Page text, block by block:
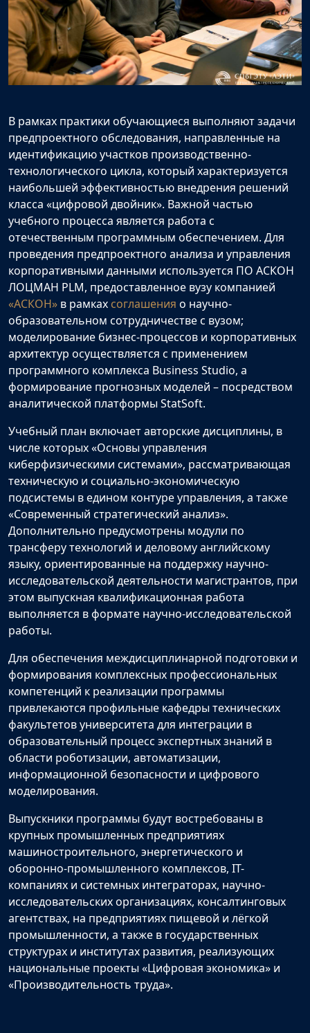
В рамках практики обучающиеся выполняют задачи
предпроектного обследования, направленные на
идентификацию участков производственно-
технологического цикла, который характеризуется
наибольшей эффективностью внедрения решений
класса «цифровой двойник». Важной частью
учебного процесса является работа с
отечественным программным обеспечением. Для
проведения предпроектного анализа и управления
корпоративными данными используется ПО АСКОН
ЛОЦМАН PLM, предоставленное вузу компанией
«АСКОН» в рамках соглашения о научно-
образовательном сотрудничестве с вузом;
моделирование бизнес-процессов и корпоративных
архитектур осуществляется с применением
программного комплекса Business Studio, а
формирование прогнозных моделей – посредством
аналитической платформы StatSoft.
Учебный план включает авторские дисциплины, в
числе которых «Основы управления
киберфизическими системами», рассматривающая
техническую и социально-экономическую
подсистемы в едином контуре управления, а также
«Современный стратегический анализ».
Дополнительно предусмотрены модули по
трансферу технологий и деловому английскому
языку, ориентированные на поддержку научно-
исследовательской деятельности магистрантов, при
этом выпускная квалификационная работа
выполняется в формате научно-исследовательской
работы.
Для обеспечения междисциплинарной подготовки и
формирования комплексных профессиональных
компетенций к реализации программы
привлекаются профильные кафедры технических
факультетов университета для интеграции в
образовательный процесс экспертных знаний в
области роботизации, автоматизации,
информационной безопасности и цифрового
моделирования.
Выпускники программы будут востребованы в
крупных промышленных предприятиях
машиностроительного, энергетического и
оборонно-промышленного комплексов, IT-
компаниях и системных интеграторах, научно-
исследовательских организациях, консалтинговых
агентствах, на предприятиях пищевой и лёгкой
промышленности, а также в государственных
структурах и институтах развития, реализующих
национальные проекты «Цифровая экономика» и
«Производительность труда».